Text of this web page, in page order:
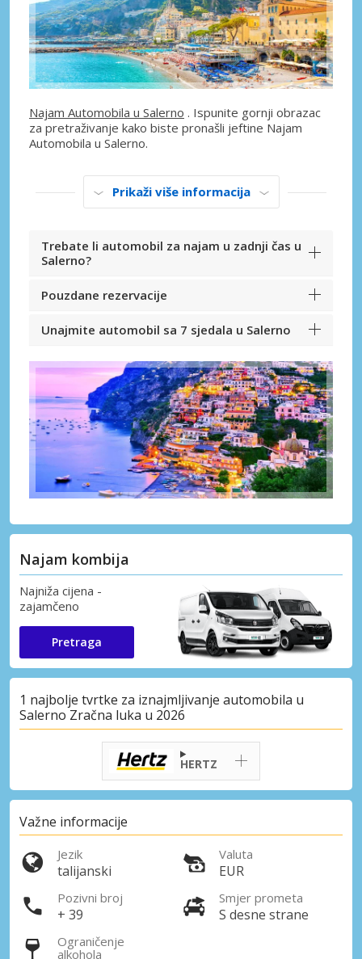
Najam Automobila u Salerno . Ispunite gornji obrazac
za pretraživanje kako biste pronašli jeftine Najam
Automobila u Salerno.
Prikaži više informacija
Trebate li automobil za najam u zadnji čas u
Salerno?
Pouzdane rezervacije
Unajmite automobil sa 7 sjedala u Salerno
Najam kombija
Najniža cijena -
zajamčeno
Pretraga
1 najbolje tvrtke za iznajmljivanje automobila u
Salerno Zračna luka u 2026
HERTZ
Važne informacije
Jezik
talijanski
Valuta
EUR
Pozivni broj
+ 39
Smjer prometa
S desne strane
Ograničenje
alkohola